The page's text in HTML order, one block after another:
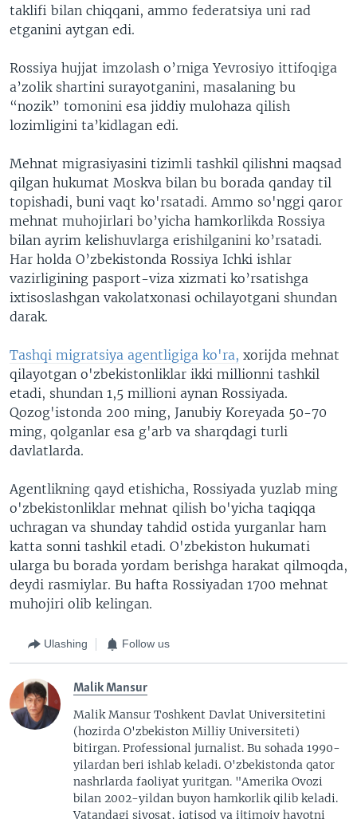
taklifi bilan chiqqani, ammo federatsiya uni rad
etganini aytgan edi.
Rossiya hujjat imzolash o’rniga Yevrosiyo ittifoqiga
a’zolik shartini surayotganini, masalaning bu
“nozik” tomonini esa jiddiy mulohaza qilish
lozimligini ta’kidlagan edi.
Mehnat migrasiyasini tizimli tashkil qilishni maqsad
qilgan hukumat Moskva bilan bu borada qanday til
topishadi, buni vaqt ko'rsatadi. Ammo so'nggi qaror
mehnat muhojirlari bo’yicha hamkorlikda Rossiya
bilan ayrim kelishuvlarga erishilganini ko’rsatadi.
Har holda O’zbekistonda Rossiya Ichki ishlar
vazirligining pasport-viza xizmati ko’rsatishga
ixtisoslashgan vakolatxonasi ochilayotgani shundan
darak.
Tashqi migratsiya agentligiga ko'ra, xorijda mehnat
qilayotgan o'zbekistonliklar ikki millionni tashkil
etadi, shundan 1,5 millioni aynan Rossiyada.
Qozog'istonda 200 ming, Janubiy Koreyada 50-70
ming, qolganlar esa g'arb va sharqdagi turli
davlatlarda.
Agentlikning qayd etishicha, Rossiyada yuzlab ming
o'zbekistonliklar mehnat qilish bo'yicha taqiqqa
uchragan va shunday tahdid ostida yurganlar ham
katta sonni tashkil etadi. O'zbekiston hukumati
ularga bu borada yordam berishga harakat qilmoqda,
deydi rasmiylar. Bu hafta Rossiyadan 1700 mehnat
muhojiri olib kelingan.
Ulashing Follow us
Malik Mansur
Malik Mansur Toshkent Davlat Universitetini
(hozirda O'zbekiston Milliy Universiteti)
bitirgan. Professional jurnalist. Bu sohada 1990-
yilardan beri ishlab keladi. O'zbekistonda qator
nashrlarda faoliyat yuritgan. "Amerika Ovozi
bilan 2002-yildan buyon hamkorlik qilib keladi.
Vatandagi siyosat, iqtisod va ijtimoiy hayotni